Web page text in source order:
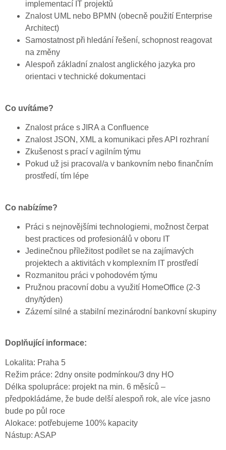
implementací IT projektů
Znalost UML nebo BPMN (obecně použití Enterprise
Architect)
Samostatnost při hledání řešení, schopnost reagovat
na změny
Alespoň základní znalost anglického jazyka pro
orientaci v technické dokumentaci
Co uvítáme?
Znalost práce s JIRA a Confluence
Znalost JSON, XML a komunikaci přes API rozhraní
Zkušenost s prací v agilním týmu
Pokud už jsi pracoval/a v bankovním nebo finančním
prostředí, tím lépe
Co nabízíme?
Práci s nejnovějšími technologiemi, možnost čerpat
best practices od profesionálů v oboru IT
Jedinečnou příležitost podílet se na zajímavých
projektech a aktivitách v komplexním IT prostředí
Rozmanitou práci v pohodovém týmu
Pružnou pracovní dobu a využití HomeOffice (2-3
dny/týden)
Zázemí silné a stabilní mezinárodní bankovní skupiny
Doplňující informace:
Lokalita: Praha 5
Režim práce: 2dny onsite podmínkou/3 dny HO
Délka spolupráce: projekt na min. 6 měsíců –
předpokládáme, že bude delší alespoň rok, ale více jasno
bude po půl roce
Alokace: potřebujeme 100% kapacity
Nástup: ASAP